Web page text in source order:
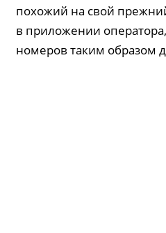
похожий на свой
в приложении
номеров таким образом